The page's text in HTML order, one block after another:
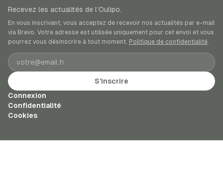
Recevez les actualités de l’Oulipo.
En vous inscrivant, vous acceptez de recevoir nos actualités par e-mail
via Brevo. Votre adresse est utilisée uniquement pour cet envoi et vous
pourrez vous désinscrire à tout moment. Politique de confidentialité.
Adresse e-mail
S’inscrire
Connexion
Confidentialité
Cookies